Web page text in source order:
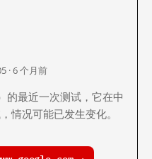
· 6 个月前
最近一次测试，它在中
情况可能已发生变化。